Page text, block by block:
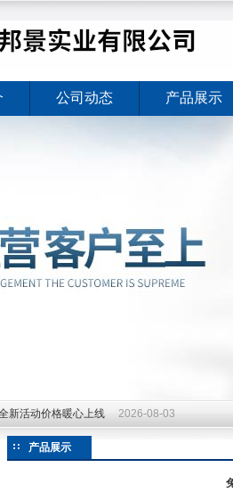
公司动态 产品展示
新活动价格暖心上线 2026-08-03
新活动价格暖心上线
产品展示